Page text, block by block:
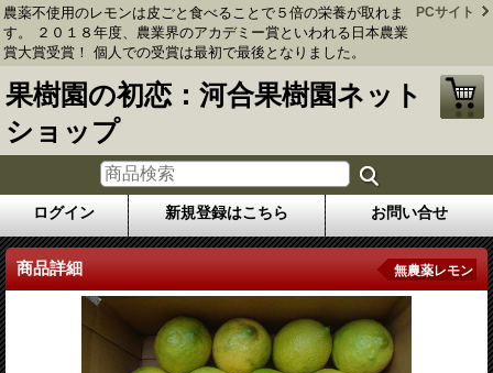
農薬不使用のレモンは皮ごと食べることで５倍の栄養が取れま
す。 ２０１８年度、農業界のアカデミー賞といわれる日本農業
賞大賞受賞！ 個人での受賞は最初で最後となりました。
PCサイト
果樹園の初恋：河合果樹園ネット
ショップ
ログイン 新規登録はこちら お問い合せ
商品詳細 無農薬レモン